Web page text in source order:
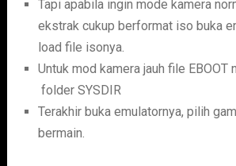
Tapi apabila ingin mode kamera
ekstrak cukup berformat iso buka
load file isonya.
Untuk mod kamera jauh file EBOOT
folder SYSDIR
Terakhir buka emulatornya, pilih
bermain.